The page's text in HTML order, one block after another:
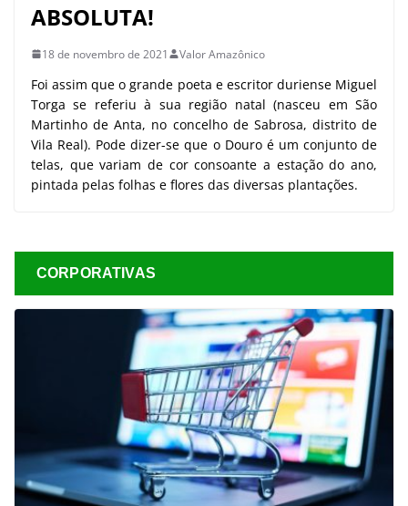
ABSOLUTA!
18 de novembro de 2021 Valor Amazônico
Foi assim que o grande poeta e escritor duriense Miguel
Torga se referiu à sua região natal (nasceu em São
Martinho de Anta, no concelho de Sabrosa, distrito de
Vila Real). Pode dizer-se que o Douro é um conjunto de
telas, que variam de cor consoante a estação do ano,
pintada pelas folhas e flores das diversas plantações.
CORPORATIVAS